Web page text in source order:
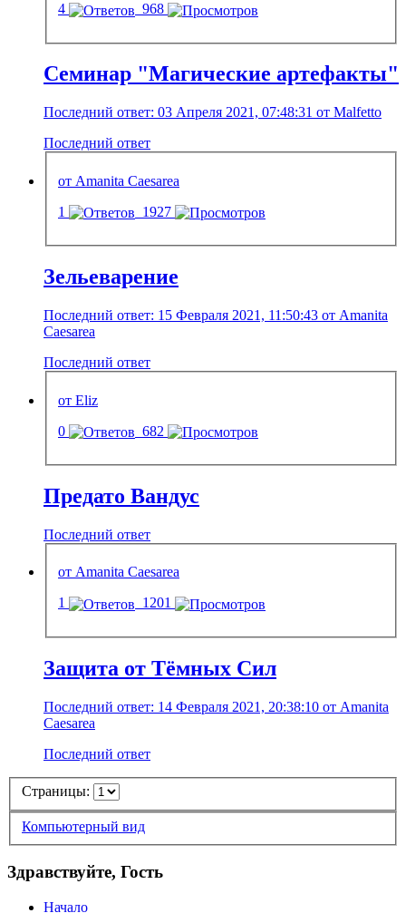
4
968
Семинар "Магические артефакты"
Последний ответ: 03 Апреля 2021, 07:48:31 от Malfetto
Последний ответ
от Amanita Caesarea
1
1927
Зельеварение
Последний ответ: 15 Февраля 2021, 11:50:43 от Amanita
Caesarea
Последний ответ
от Eliz
0
682
Предато Вандус
Последний ответ
от Amanita Caesarea
1
1201
Защита от Тёмных Сил
Последний ответ: 14 Февраля 2021, 20:38:10 от Amanita
Caesarea
Последний ответ
Страницы:
Компьютерный вид
Здравствуйте, Гость
Начало